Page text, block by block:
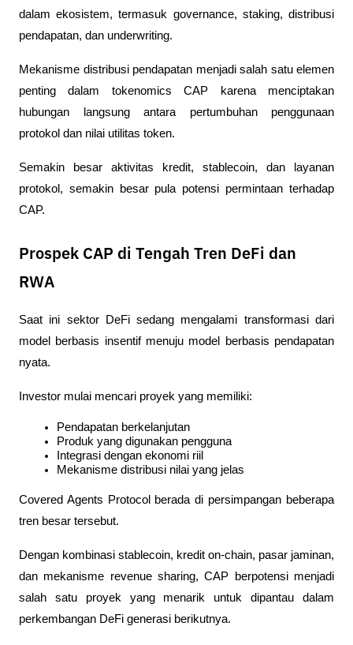
dalam ekosistem, termasuk governance, staking, distribusi
pendapatan, dan underwriting.
Mekanisme distribusi pendapatan menjadi salah satu elemen
penting dalam tokenomics CAP karena menciptakan
hubungan langsung antara pertumbuhan penggunaan
protokol dan nilai utilitas token.
Semakin besar aktivitas kredit, stablecoin, dan layanan
protokol, semakin besar pula potensi permintaan terhadap
CAP.
Prospek CAP di Tengah Tren DeFi dan
RWA
Saat ini sektor DeFi sedang mengalami transformasi dari
model berbasis insentif menuju model berbasis pendapatan
nyata.
Investor mulai mencari proyek yang memiliki:
Pendapatan berkelanjutan
Produk yang digunakan pengguna
Integrasi dengan ekonomi riil
Mekanisme distribusi nilai yang jelas
Covered Agents Protocol berada di persimpangan beberapa
tren besar tersebut.
Dengan kombinasi stablecoin, kredit on-chain, pasar jaminan,
dan mekanisme revenue sharing, CAP berpotensi menjadi
salah satu proyek yang menarik untuk dipantau dalam
perkembangan DeFi generasi berikutnya.